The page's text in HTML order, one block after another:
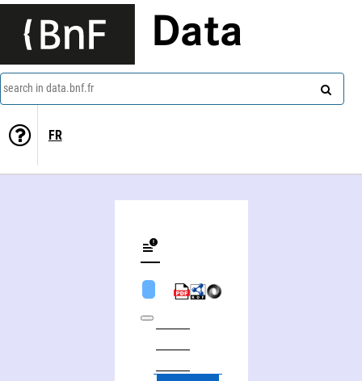
Data
search in data.bnf.fr
FR